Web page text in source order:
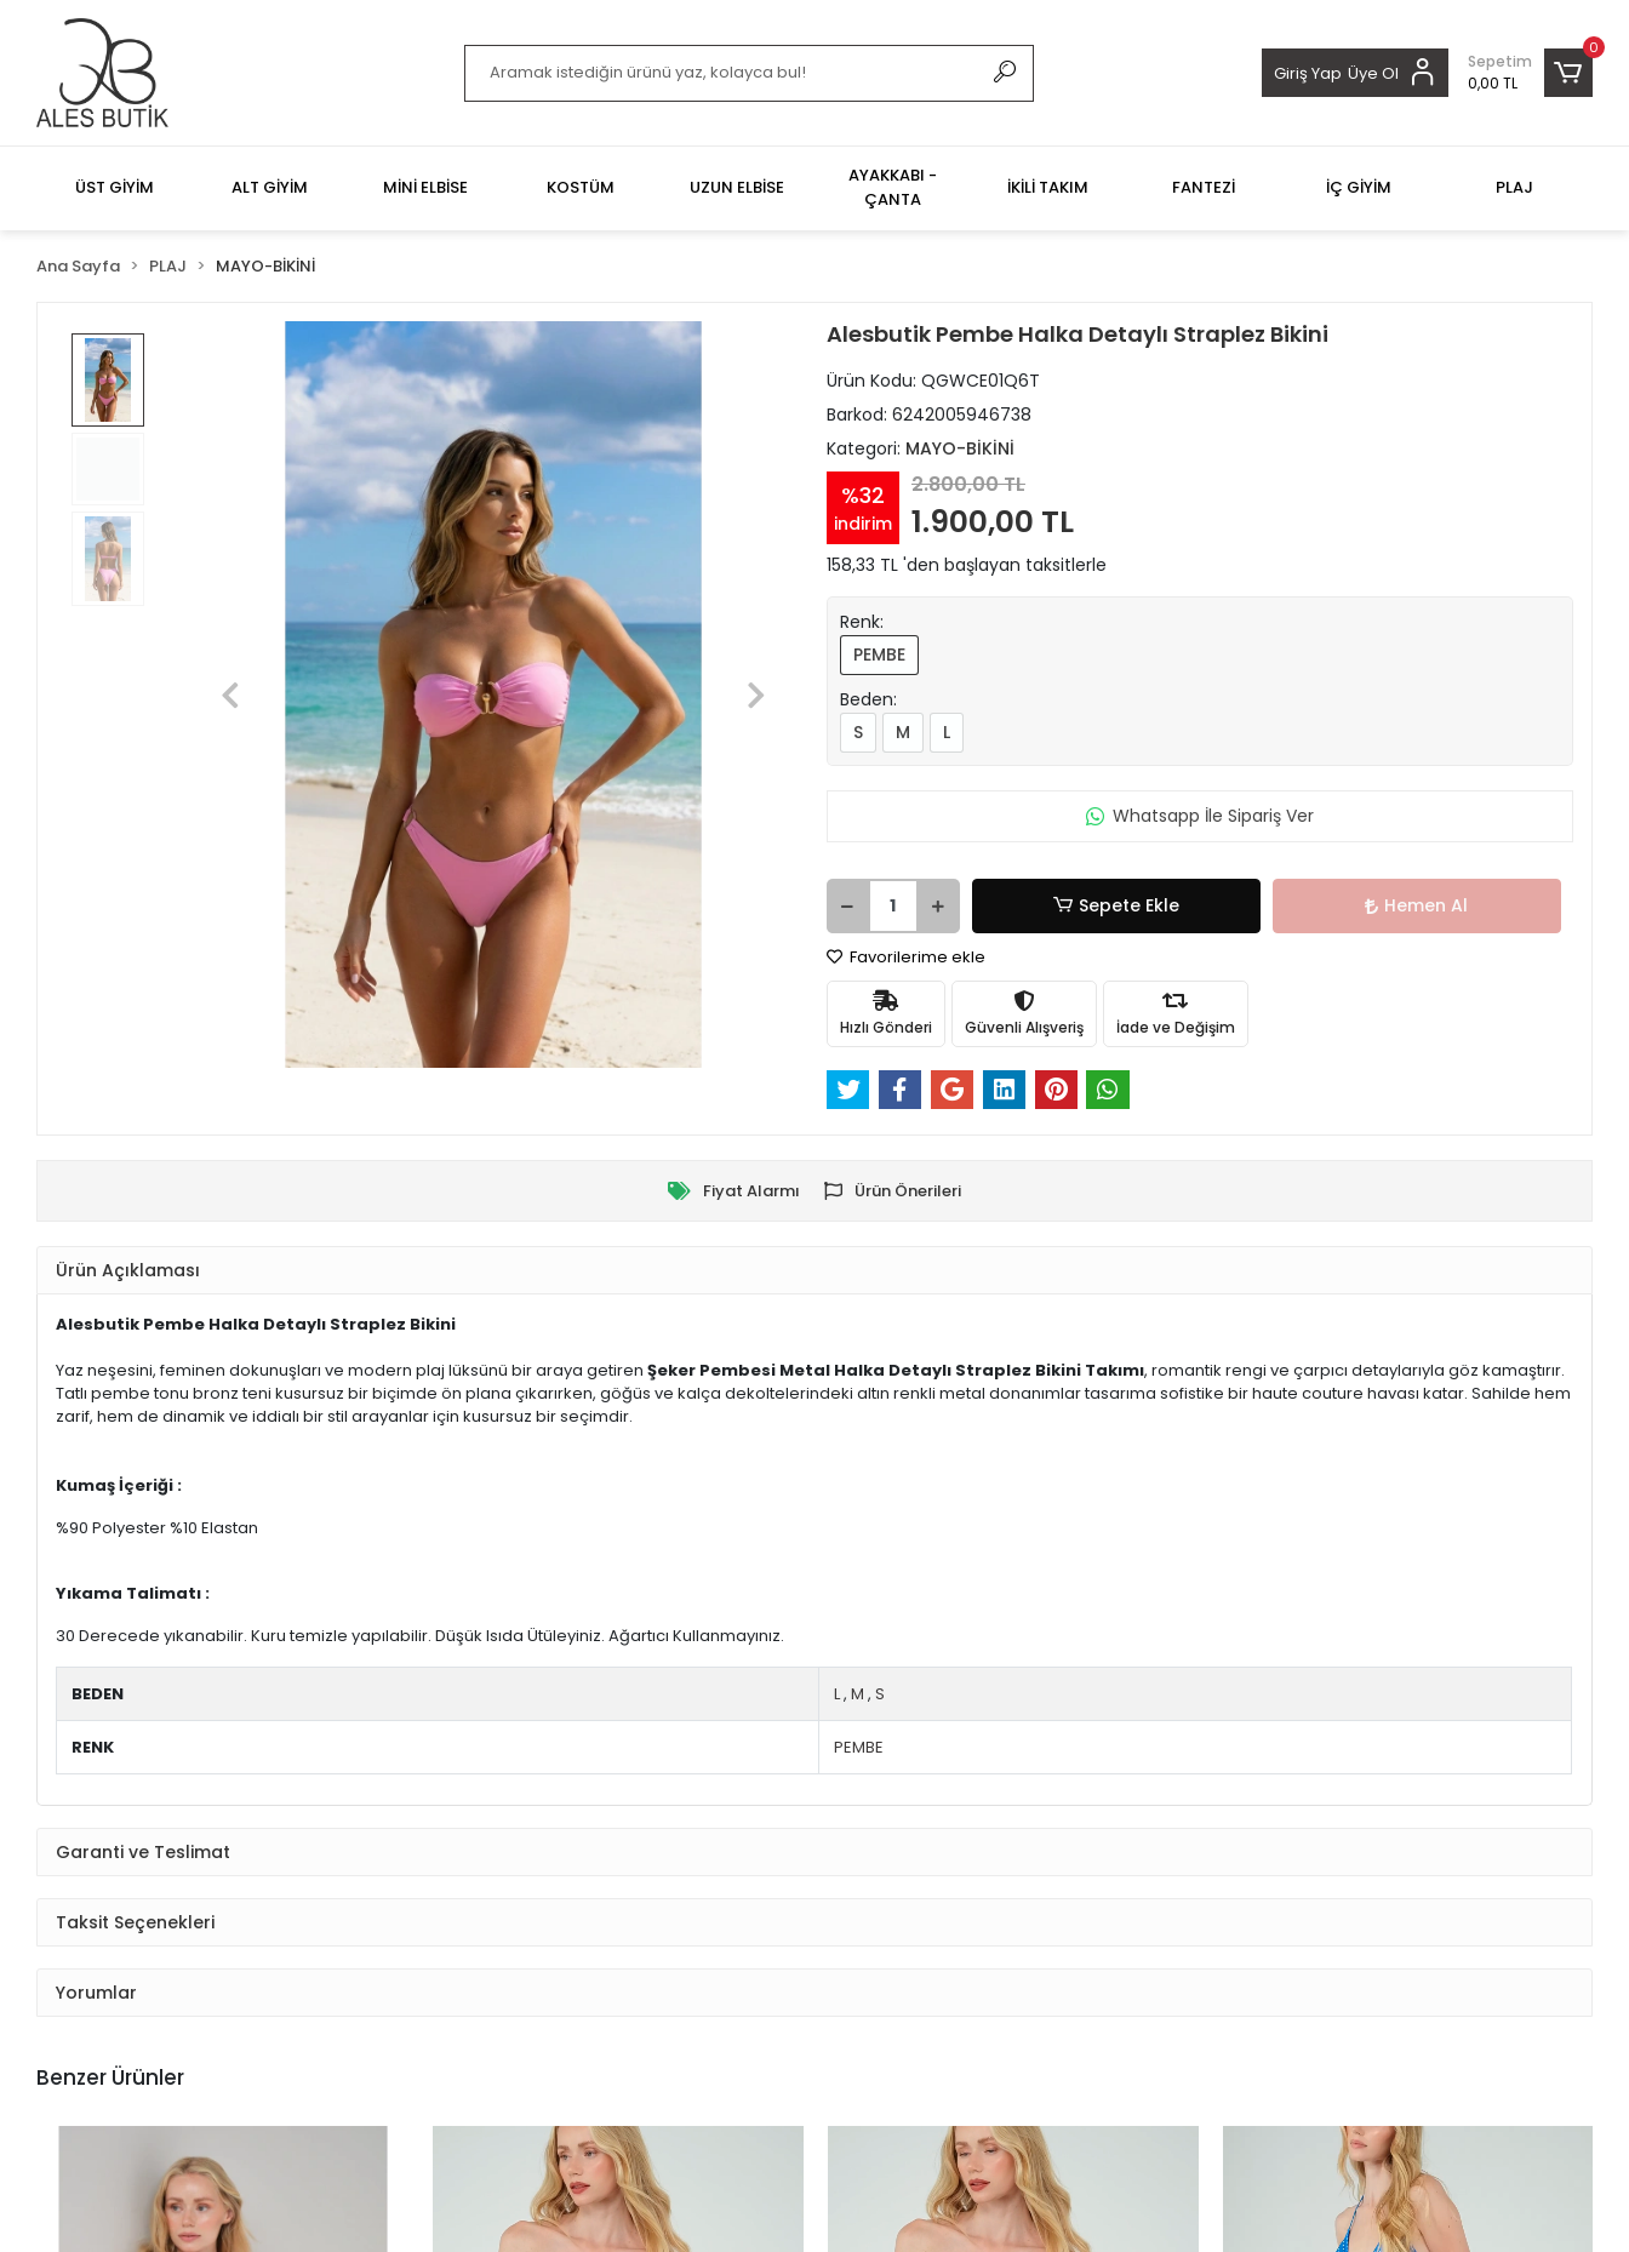
Giriş Yap Üye Ol
0
Sepetim
0,00 TL
ÜST GİYİM ALT GİYİM MİNİ ELBİSE KOSTÜM UZUN ELBİSE
AYAKKABI -
ÇANTA
İKİLİ TAKIM FANTEZİ İÇ GİYİM PLAJ
Ana Sayfa PLAJ MAYO-BİKİNİ
Alesbutik Pembe Halka Detaylı Straplez Bikini
Ürün Kodu: QGWCE01Q6T
Barkod: 6242005946738
Kategori: MAYO-BİKİNİ
%32
indirim
2.800,00 TL
1.900,00 TL
158,33 TL 'den başlayan taksitlerle
Renk:
PEMBE
Beden:
S
M L
Whatsapp İle Sipariş Ver
Sepete Ekle Hemen Al
Favorilerime ekle
Hızlı Gönderi Güvenli Alışveriş İade ve Değişim
Fiyat Alarmı Ürün Önerileri
Ürün Açıklaması
Alesbutik Pembe Halka Detaylı Straplez Bikini
Yaz neşesini, feminen dokunuşları ve modern plaj lüksünü bir araya getirenŞeker Pembesi Metal Halka Detaylı Straplez Bikini Takımı, romantik rengi ve çarpıcı detaylarıyla göz kamaştırır.
Tatlı pembe tonu bronz teni kusursuz bir biçimde ön plana çıkarırken, göğüs ve kalça dekoltelerindeki altın renkli metal donanımlar tasarıma sofistike bir haute couture havası katar. Sahilde hem
zarif, hem de dinamik ve iddialı bir stil arayanlar için kusursuz bir seçimdir.
Kumaş İçeriği :
%90 Polyester %10 Elastan
Yıkama Talimatı :
30 Derecede yıkanabilir. Kuru temizle yapılabilir. Düşük Isıda Ütüleyiniz. Ağartıcı Kullanmayınız.
BEDEN L,M ,S
RENK PEMBE
Garanti ve Teslimat
Taksit Seçenekleri
Yorumlar
Benzer Ürünler